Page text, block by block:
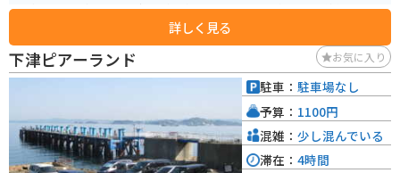
ネギ、のりなどトッピングも豊富に揃い、リピーターが多いのも納得です。
観光ついでに立ち寄るには最適な場所で、近隣には自然の絶景も多く、移動
時にはバイクでのツーリングを楽しむのも良いでしょう。駐車場も用意され
ており、サクッと入店できます。ぜひ、和歌山の美味しいラーメンを味わい
に訪れてみてください！
詳しく見る
下津ピアーランド お気に入り
駐車： 駐車場なし
予算： 1100円
混雑： 少し混んでいる
滞在： 4時間